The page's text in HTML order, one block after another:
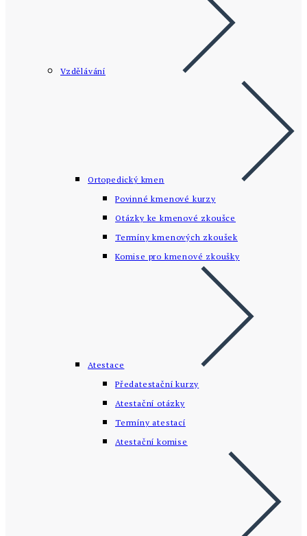
Vzdělávání
Ortopedický kmen
Povinné kmenové kurzy
Otázky ke kmenové zkoušce
Termíny kmenových zkoušek
Komise pro kmenové zkoušky
Atestace
Předatestační kurzy
Atestační otázky
Termíny atestací
Atestační komise